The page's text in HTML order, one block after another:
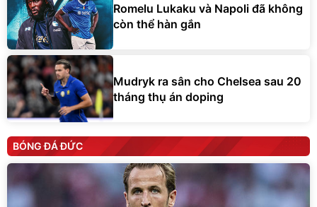
Romelu Lukaku và Napoli đã không
còn thể hàn gắn
Mudryk ra sân cho Chelsea sau 20
tháng thụ án doping
BÓNG ĐÁ ĐỨC